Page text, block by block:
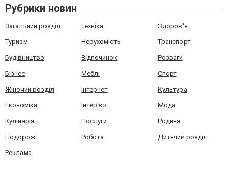
Рубрики новин
Загальний розділ Техніка Здоров'я
Туризм Нерухомість Транспорт
Будівництво Відпочинок Розваги
Бізнес Меблі Спорт
Жіночий розділ Інтернет Культура
Економіка Інтер'єр Мода
Кулінарія Послуги Родина
Подорожі Робота Дитячий розділ
Реклама